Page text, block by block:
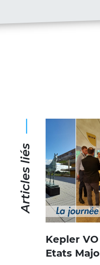
Articles liés
Kepler
Etats